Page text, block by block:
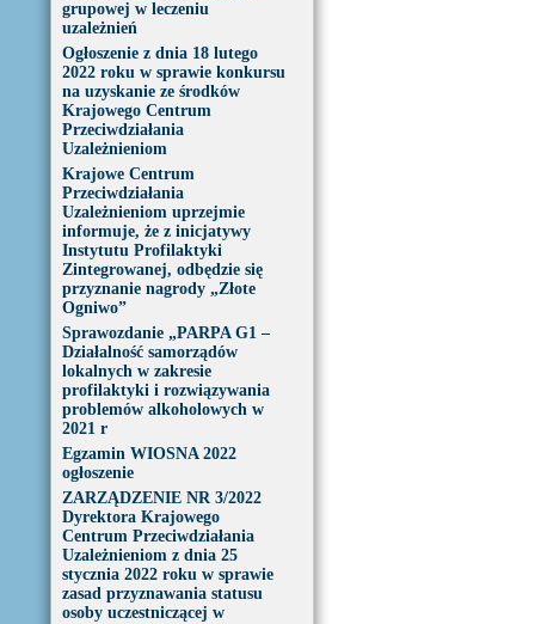
grupowej w leczeniu
uzależnień
Ogłoszenie z dnia 18 lutego
2022 roku w sprawie konkursu
na uzyskanie ze środków
Krajowego Centrum
Przeciwdziałania
Uzależnieniom
Krajowe Centrum
Przeciwdziałania
Uzależnieniom uprzejmie
informuje, że z inicjatywy
Instytutu Profilaktyki
Zintegrowanej, odbędzie się
przyznanie nagrody „Złote
Ogniwo”
Sprawozdanie „PARPA G1 –
Działalność samorządów
lokalnych w zakresie
profilaktyki i rozwiązywania
problemów alkoholowych w
2021 r
Egzamin WIOSNA 2022
ogłoszenie
ZARZĄDZENIE NR 3/2022
Dyrektora Krajowego
Centrum Przeciwdziałania
Uzależnieniom z dnia 25
stycznia 2022 roku w sprawie
zasad przyznawania statusu
osoby uczestniczącej w